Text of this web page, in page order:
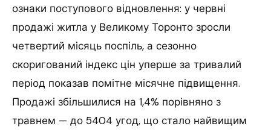
ознаки поступового відновлення: у червні
продажі житла у Великому Торонто зросли
четвертий місяць поспіль, а сезонно
скоригований індекс цін уперше за тривалий
період показав помітне місячне підвищення.
Продажі збільшилися на 1,4% порівняно з
травнем — до 5404 угод, що стало найвищим